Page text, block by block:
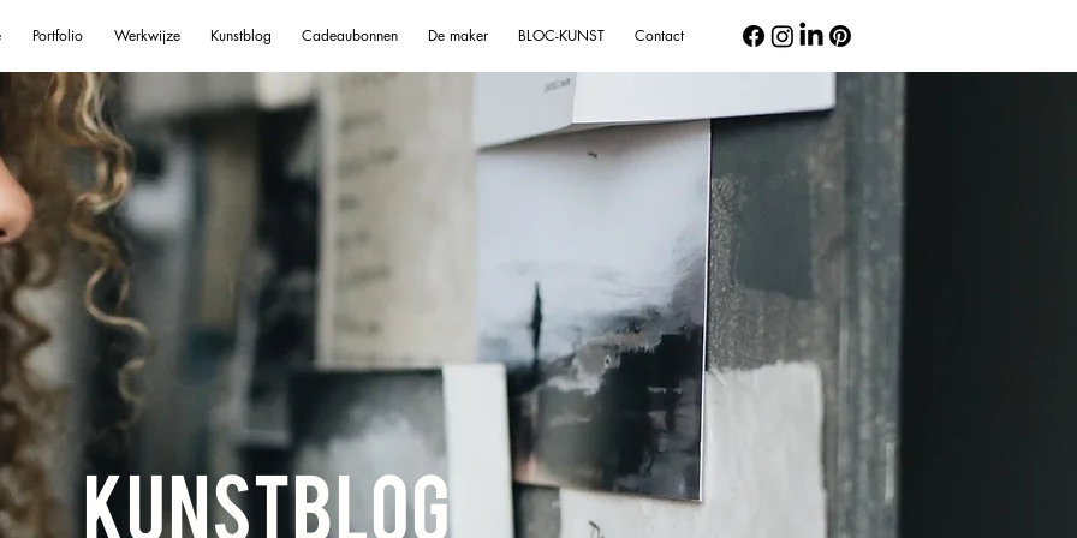
Portfolio Werkwijze Kunstblog Cadeaubonnen De maker BLOC-KUNST Contact
KUNSTBLOG